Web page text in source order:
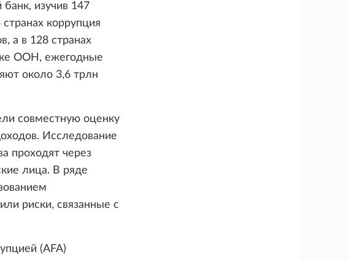
изучив 147
коррупция
а в 128 странах
ООН, ежегодные
около 3,6 трлн
совместную оценку
Исследование
проходят через
лица. В ряде
риски, связанные с
(AFA)